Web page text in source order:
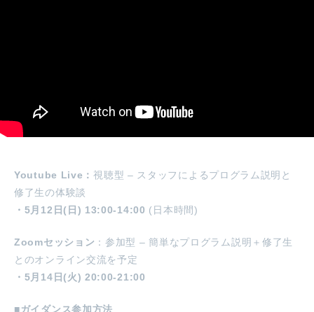
Youtube Live：視聴型 – スタッフによるプログラム説明と
修了生の体験談
・5月12日(日) 13:00-14:00 (日本時間)
Zoomセッション ：参加型 – 簡単なプログラム説明＋修了生
とのオンライン交流を予定
・5月14日(火) 20:00-21:00
■ガイダンス参加方法